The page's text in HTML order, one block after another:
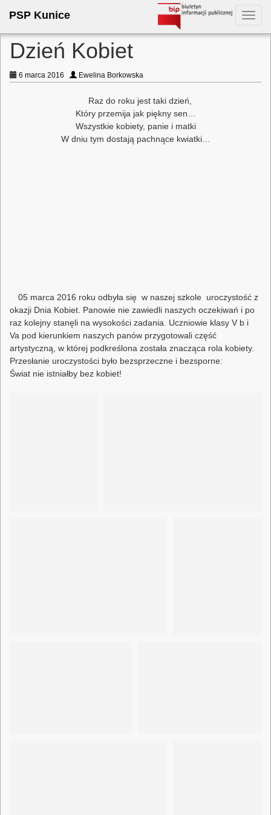
PSP Kunice
Dzień Kobiet
6 marca 2016 Ewelina Borkowska
Raz do roku jest taki dzień,
Który przemija jak piękny sen…
Wszystkie kobiety, panie i matki
W dniu tym dostają pachnące kwiatki…
05 marca 2016 roku odbyła się w naszej szkole uroczystość z
okazji Dnia Kobiet. Panowie nie zawiedli naszych oczekiwań i po
raz kolejny stanęli na wysokości zadania. Uczniowie klasy V b i
Va pod kierunkiem naszych panów przygotowali część
artystyczną, w której podkreślona została znacząca rola kobiety.
Przesłanie uroczystości było bezsprzeczne i bezsporne:
Świat nie istniałby bez kobiet!